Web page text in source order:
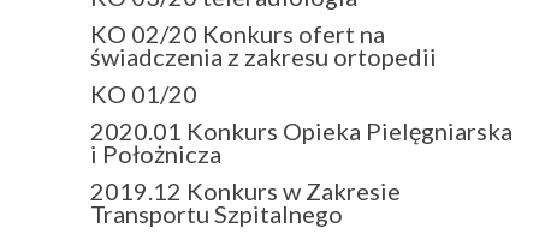
KO 02/20 Konkurs ofert na
świadczenia z zakresu ortopedii
KO 01/20
2020.01 Konkurs Opieka Pielęgniarska
i Położnicza
2019.12 Konkurs w Zakresie
Transportu Szpitalnego